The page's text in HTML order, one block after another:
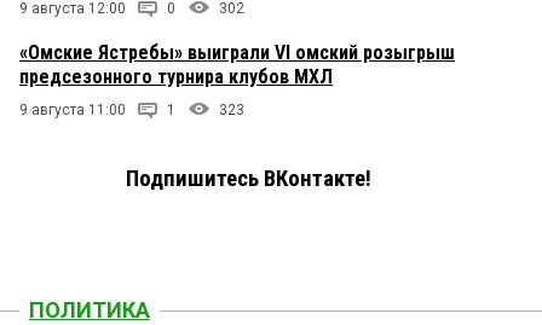
9 августа 12:00 0 302
«Омские Ястребы» выиграли VI омский розыгрыш
предсезонного турнира клубов МХЛ
9 августа 11:00 1 323
Подпишитесь ВКонтакте!
ПОЛИТИКА